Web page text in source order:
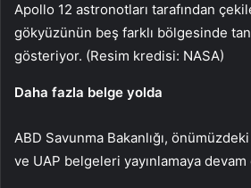
Apollo 12 astronotları tarafından
gökyüzünün beş farklı bölgesinde
gösteriyor. (Resim kredisi: NASA)
Daha fazla belge yolda
ABD Savunma Bakanlığı,
ve UAP belgeleri yayınlamaya devam